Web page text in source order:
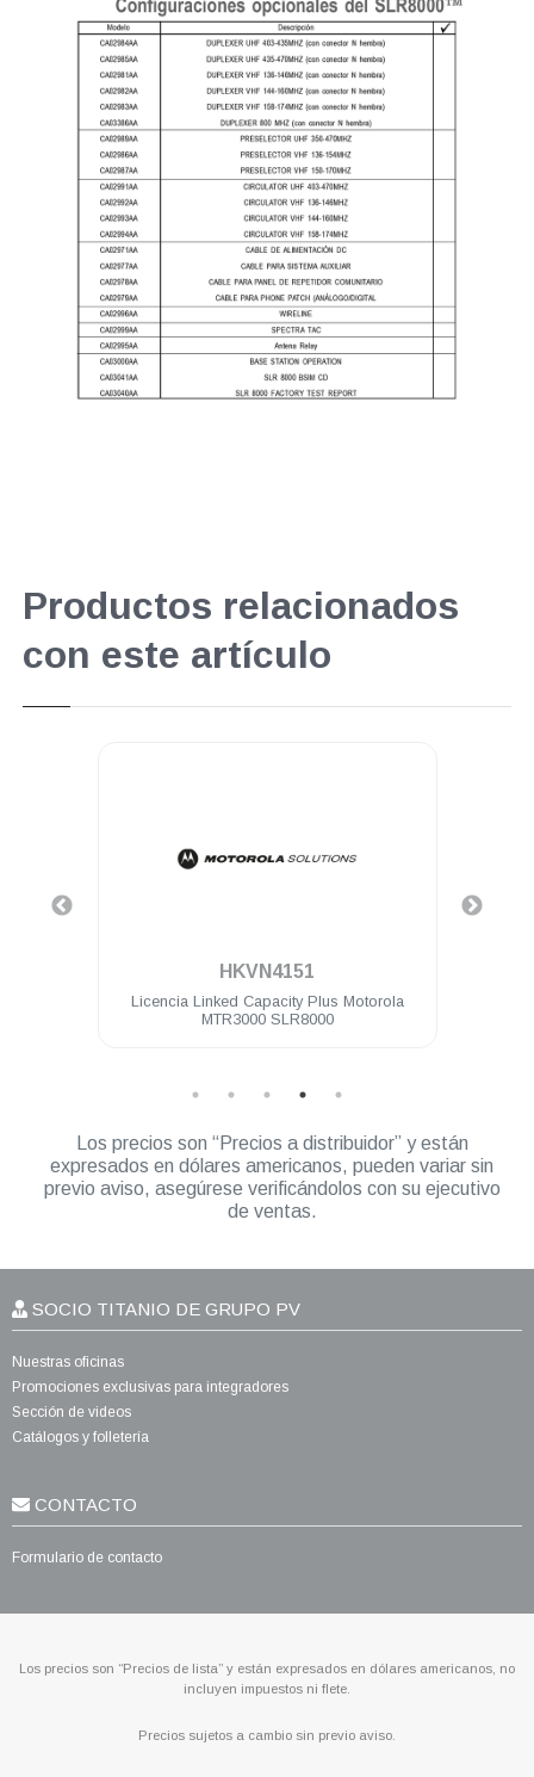
Productos relacionados
con este artículo
HKVN4151
Licencia Linked Capacity Plus Motorola
MTR3000 SLR8000
Los precios son “Precios a distribuidor” y están
expresados en dólares americanos, pueden variar sin
previo aviso, asegúrese verificándolos con su ejecutivo
de ventas.
SOCIO TITANIO DE GRUPO PV
Nuestras oficinas
Promociones exclusivas para integradores
Sección de videos
Catálogos y folletería
CONTACTO
Formulario de contacto
Los precios son “Precios de lista” y están expresados en dólares americanos, no
incluyen impuestos ni flete.
Precios sujetos a cambio sin previo aviso.